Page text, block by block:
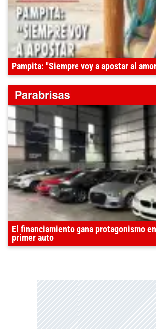
Pampita: "Siempre voy a apostar al
El financiamiento gana protagonismo
primer auto